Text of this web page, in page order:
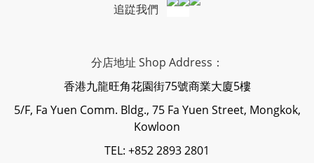
追踨我們
分店地址 Shop Address：
香港九龍旺角花園街75號商業大廈5樓
5/F, Fa Yuen Comm. Bldg., 75 Fa Yuen Street, Mongkok,
Kowloon
TEL: +852 2893 2801